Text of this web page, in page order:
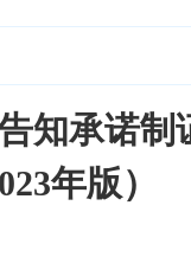
知承诺制
年版）